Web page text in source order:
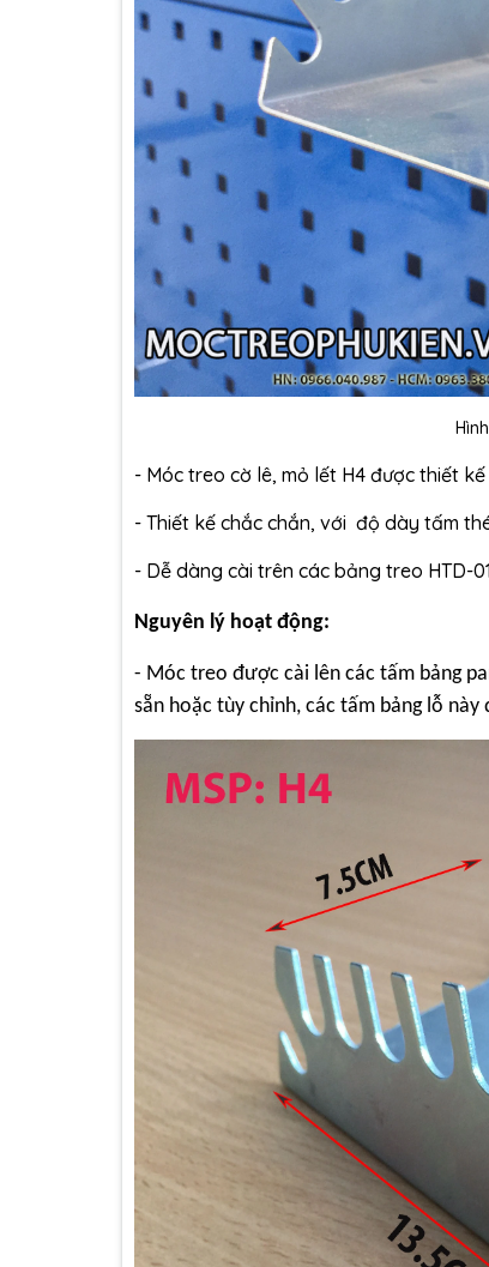
- Móc treo cờ lê, mỏ lết H4 được thiết
- Thiết kế chắc chắn, với độ dày tấm
- Dễ dàng cài trên các bảng treo HTD-
Nguyên lý hoạt động:
- Móc treo được cài lên các tấm bảng
sẵn hoặc tùy chỉnh, các tấm bảng lỗ